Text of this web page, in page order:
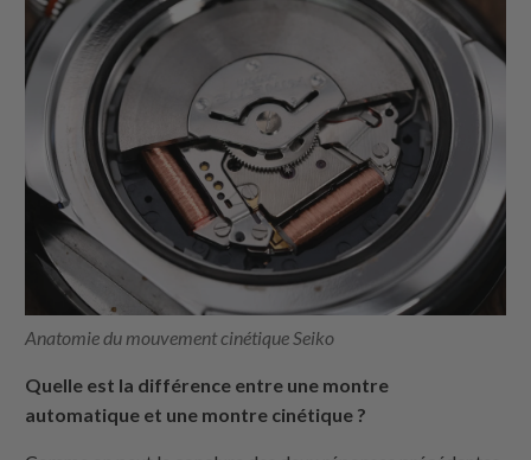
Anatomie du mouvement cinétique Seiko
Quelle est la différence entre une montre
automatique et une montre cinétique ?